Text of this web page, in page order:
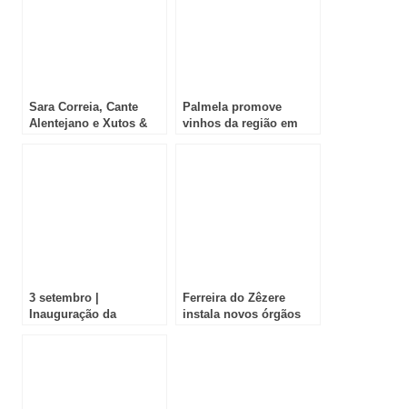
Sara Correia, Cante
Alentejano e Xutos &
Palmela promove
vinhos da região em
3 setembro |
Inauguração da
Ferreira do Zêzere
instala novos órgãos